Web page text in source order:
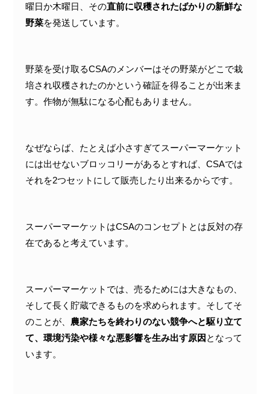
曜日か木曜日、その直前に収穫されたばかりの新鮮な
野菜を発送しています。
野菜を受け取るCSAのメンバーはその野菜がどこで栽
培され収穫されたのかという確証を得ることが出来ま
す。作物が無駄になる心配もありません。
なぜならば、たとえば小さすぎてスーパーマーケット
には出せないブロッコリーがあるとすれば、CSAでは
それを2つセットにして販売したり出来るからです。
スーパーマーケットはCSAのコンセプトとは反対の存
在であると考えています。
スーパーマーケットでは、売るためには大きなもの、
そして長く貯蔵できるものを求められます。そしてそ
のことが、 農家たちを終わりのない競争へと駆り立て
て、環境汚染や様々な悪影響を生み出す原因 となって
います。